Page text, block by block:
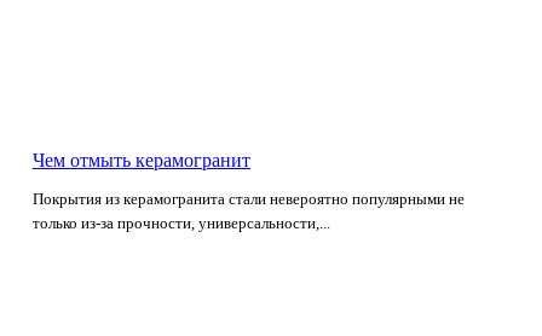
Чем отмыть керамогранит
Покрытия из керамогранита стали невероятно популярными не
только из-за прочности, универсальности,...